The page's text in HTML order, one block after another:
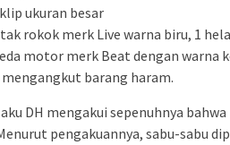
ukuran besar
rokok merk Live warna biru, 1
motor merk Beat dengan warna
barang haram.
DH mengakui sepenuhnya
pengakuannya, sabu-sabu